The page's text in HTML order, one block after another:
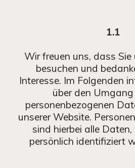
1.1
Wir freuen uns, dass Sie
besuchen und
Interesse. Im Folgenden
über den
personenbezogenen
unserer Website.
sind hierbei alle
persönlich identifiziert